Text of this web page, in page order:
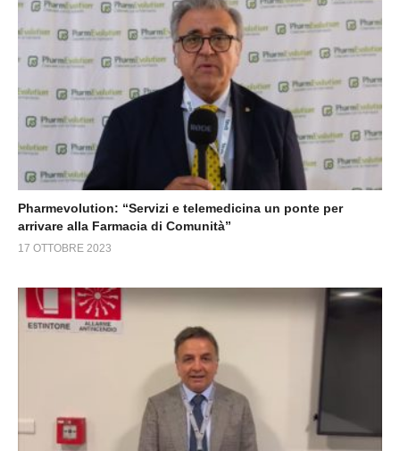
Pharmevolution: “Servizi e telemedicina un ponte per
arrivare alla Farmacia di Comunità”
17 OTTOBRE 2023